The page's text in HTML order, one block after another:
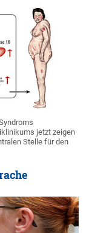
jetzt zeigen
Stelle für den